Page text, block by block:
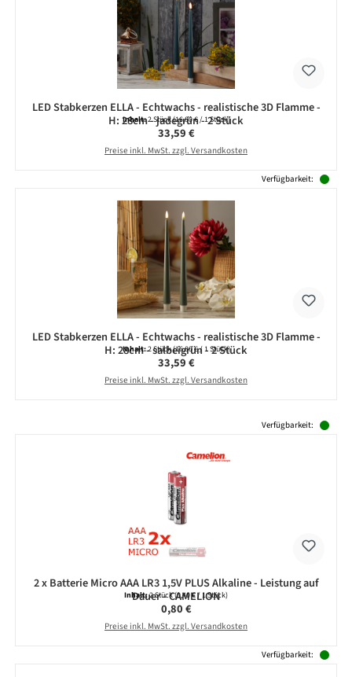
LED Stabkerzen ELLA - Echtwachs - realistische 3D Flamme -
H: 28cm - jadegrün - 2 Stück
Inhalt:2 Stück(16,80 € / 1 Stück)
Regulärer Preis:
33,59 €
Preise inkl. MwSt. zzgl. Versandkosten
Verfügbarkeit:
LED Stabkerzen ELLA - Echtwachs - realistische 3D Flamme -
H: 28cm - salbeigrün - 2 Stück
Inhalt:2 Stück(16,80 € / 1 Stück)
Regulärer Preis:
33,59 €
Preise inkl. MwSt. zzgl. Versandkosten
Verfügbarkeit:
2 x Batterie Micro AAA LR3 1,5V PLUS Alkaline - Leistung auf
Dauer - CAMELION
Inhalt:2 Stück(0,40 € / 1 Stück)
Regulärer Preis:
0,80 €
Preise inkl. MwSt. zzgl. Versandkosten
Verfügbarkeit: